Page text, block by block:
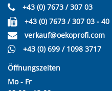
+43 (0) 7673 / 307 03
+43 (0) 7673 / 307 03 - 40
verkauf@oekoprofi.com
+43 (0) 699 / 1098 3717
Öffnungszeiten
Mo - Fr